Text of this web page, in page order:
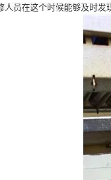
人员在这个时候能够及时